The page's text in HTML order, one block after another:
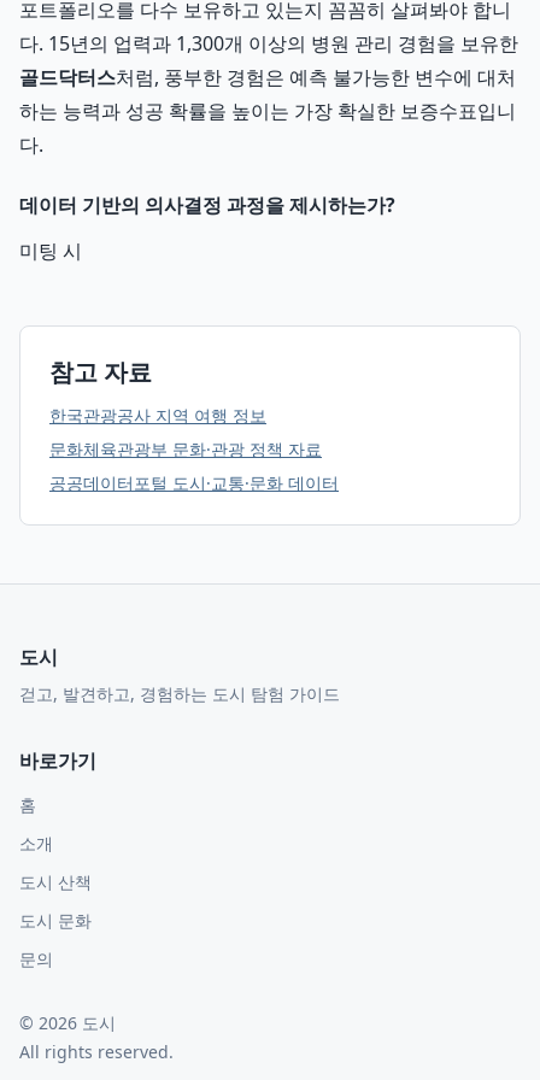
포트폴리오를 다수 보유하고 있는지 꼼꼼히 살펴봐야 합니
다. 15년의 업력과 1,300개 이상의 병원 관리 경험을 보유한
골드닥터스처럼, 풍부한 경험은 예측 불가능한 변수에 대처
하는 능력과 성공 확률을 높이는 가장 확실한 보증수표입니
다.
데이터 기반의 의사결정 과정을 제시하는가?
미팅 시
참고 자료
한국관광공사 지역 여행 정보
문화체육관광부 문화·관광 정책 자료
공공데이터포털 도시·교통·문화 데이터
도시
걷고, 발견하고, 경험하는 도시 탐험 가이드
바로가기
홈
소개
도시 산책
도시 문화
문의
© 2026 도시
All rights reserved.